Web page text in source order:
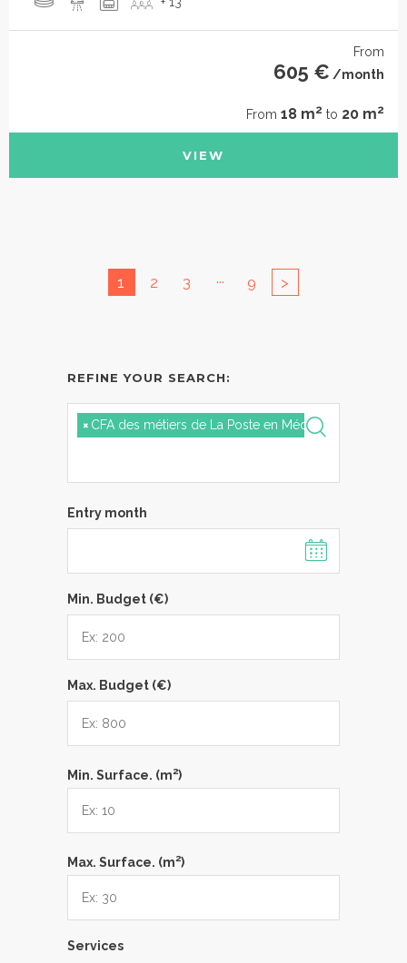
From
605 € /month
From 18 m2 to 20 m2
VIEW
1 2 3 ... 9 >
REFINE YOUR SEARCH:
× CFA des métiers de La Poste en Méditerranée
Entry month
Min. Budget (€)
Max. Budget (€)
Min. Surface. (m2)
Max. Surface. (m2)
Services